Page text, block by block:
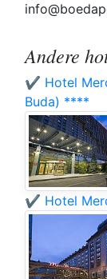
Andere
✔️ Hotel
Buda) ****
✔️ Hotel